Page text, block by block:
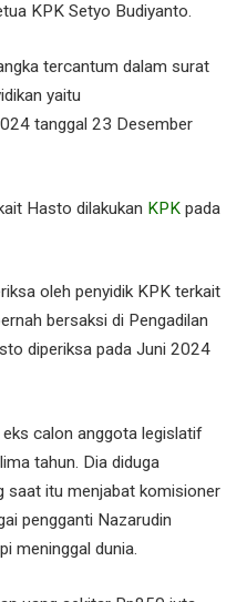
KPK Setyo Budiyanto.
tercantum dalam surat
yaitu
tanggal 23 Desember
Hasto dilakukan KPK pada
oleh penyidik KPK terkait
bersaksi di Pengadilan
diperiksa pada Juni 2024
calon anggota legislatif
tahun. Dia diduga
saat itu menjabat komisioner
pengganti Nazarudin
meninggal dunia.